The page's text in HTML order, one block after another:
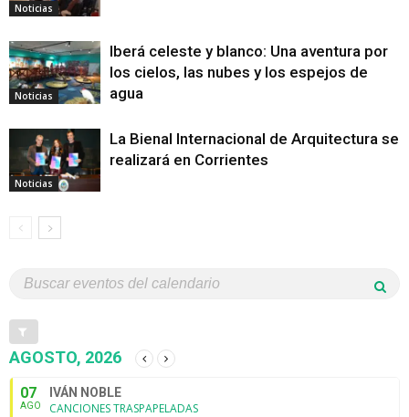
Noticias
Noticias
Iberá celeste y blanco: Una aventura por
los cielos, las nubes y los espejos de
agua
Noticias
La Bienal Internacional de Arquitectura se
realizará en Corrientes
AGOSTO, 2026
07
AGO
IVÁN NOBLE
CANCIONES TRASPAPELADAS